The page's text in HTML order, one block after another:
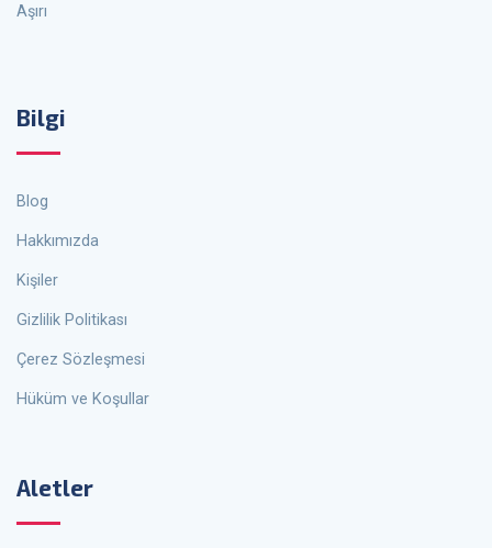
Aşırı
Bilgi
Blog
Hakkımızda
Kişiler
Gizlilik Politikası
Çerez Sözleşmesi
Hüküm ve Koşullar
Aletler